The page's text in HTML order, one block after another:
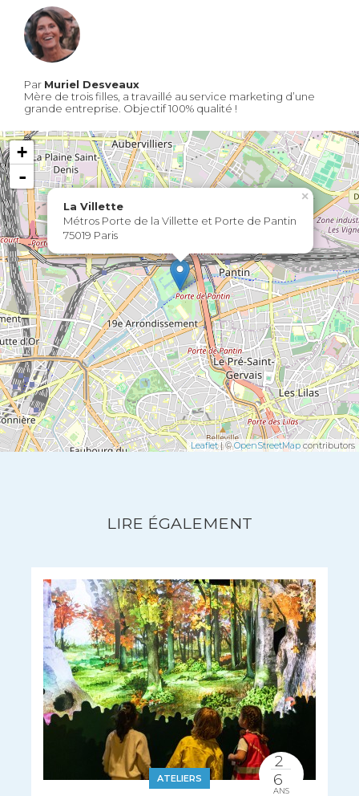
Par Muriel Desveaux
Mère de trois filles, a travaillé au service marketing d’une
grande entreprise. Objectif 100% qualité !
×
La Villette
Métros Porte de la Villette et Porte de Pantin
75019 Paris
+
-
Leaflet| ©OpenStreetMap contributors
LIRE ÉGALEMENT
ATELIERS
2
6
ANS